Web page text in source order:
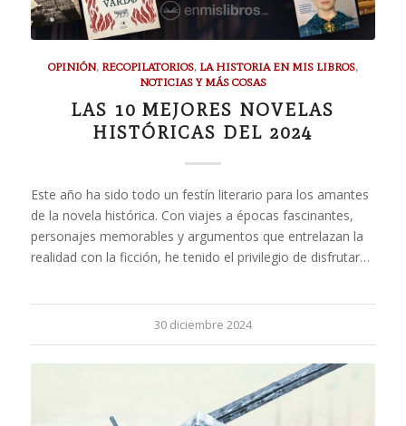
OPINIÓN, RECOPILATORIOS, LA HISTORIA EN MIS LIBROS,
NOTICIAS Y MÁS COSAS
LAS 10 MEJORES NOVELAS
HISTÓRICAS DEL 2024
Este año ha sido todo un festín literario para los amantes
de la novela histórica. Con viajes a épocas fascinantes,
personajes memorables y argumentos que entrelazan la
realidad con la ficción, he tenido el privilegio de disfrutar…
30 diciembre 2024